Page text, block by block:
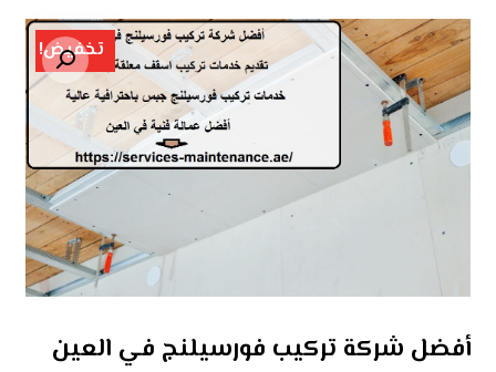
تكبير الصورةتخفيض!
أفضل شركة تركيب فورسيلنج في العين